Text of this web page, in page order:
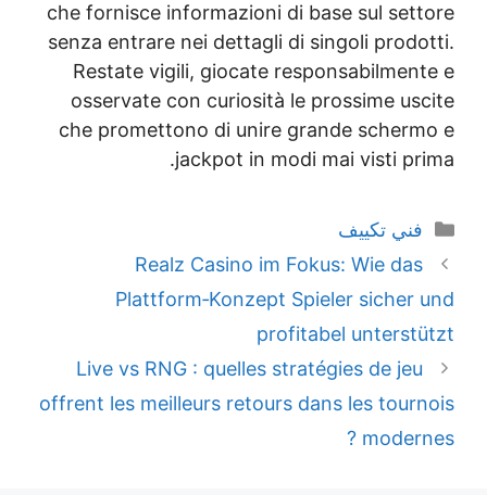
che fornisce informazioni di base sul
senza entrare nei dettagli di singoli
Restate vigili, giocate
osservate con curiosità le prossime
che promettono di unire grande
jackpot in modi mai visti
تكييف
Realz Casino im Fokus: Wie
Plattform‑Konzept Spieler
profitabel
Live vs RNG : quelles stratégies de
offrent les meilleurs retours dans les